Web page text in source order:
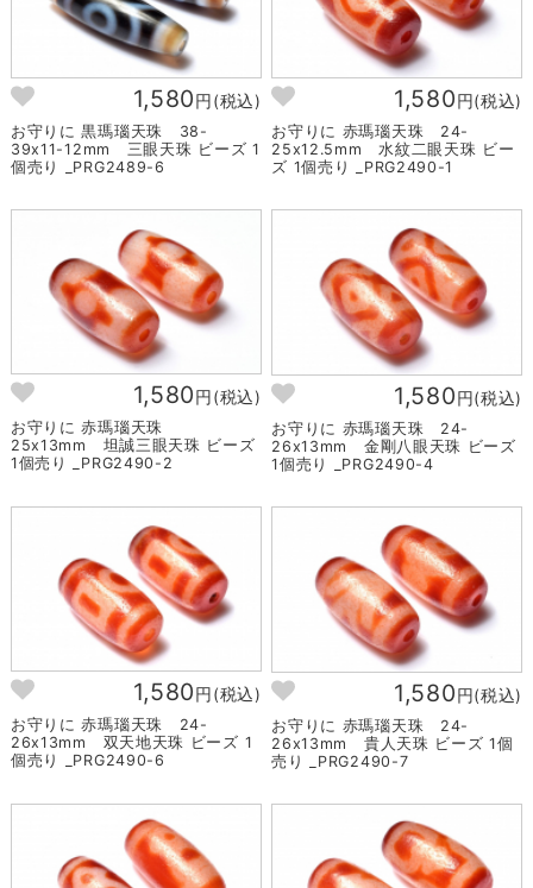
1,580円(税込)
お守りに 黒瑪瑙天珠 38-
39x11-12mm 三眼天珠 ビーズ 1
個売り _PRG2489-6
1,580円(税込)
お守りに 赤瑪瑙天珠 24-
25x12.5mm 水紋二眼天珠 ビー
ズ 1個売り _PRG2490-1
1,580円(税込)
お守りに 赤瑪瑙天珠
25x13mm 坦誠三眼天珠 ビーズ
1個売り _PRG2490-2
1,580円(税込)
お守りに 赤瑪瑙天珠 24-
26x13mm 金剛八眼天珠 ビーズ
1個売り _PRG2490-4
1,580円(税込)
お守りに 赤瑪瑙天珠 24-
26x13mm 双天地天珠 ビーズ 1
個売り _PRG2490-6
1,580円(税込)
お守りに 赤瑪瑙天珠 24-
26x13mm 貴人天珠 ビーズ 1個
売り _PRG2490-7